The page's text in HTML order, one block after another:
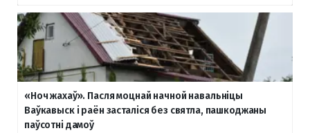
«Ноч жахаў». Пасля моцнай начной навальніцы
Ваўкавыск і раён засталіся без святла, пашкоджаны
паўсотні дамоў